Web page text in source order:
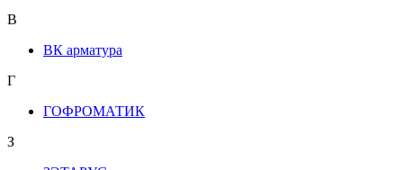
В
ВК арматура
Г
ГОФРОМАТИК
З